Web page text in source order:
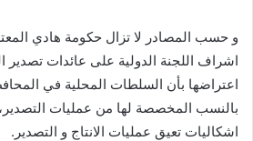
و حسب المصادر لا تزال حكومة هادي
اشراف اللجنة الدولية على عائدات تصدير
اعتراضها بأن السلطات المحلية في
بالنسب المخصصة لها من عمليات
اشكاليات تعيق عمليات الانتاج و التصدير.